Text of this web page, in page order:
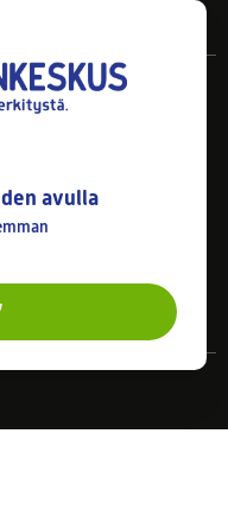
21.8. klo 8-16
avulla